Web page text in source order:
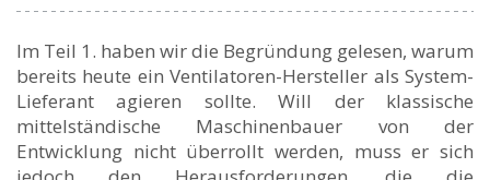
Im Teil 1. haben wir die Begründung gelesen, warum
bereits heute ein Ventilatoren-Hersteller als System-
Lieferant agieren sollte. Will der klassische
mittelständische Maschinenbauer von der
Entwicklung nicht überrollt werden, muss er sich